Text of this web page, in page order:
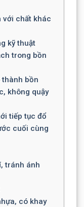
với chất khác
kỹ thuật
trong bồn
bồn
không quậy
tiếp tục đổ
cuối cùng
tránh ánh
có khay